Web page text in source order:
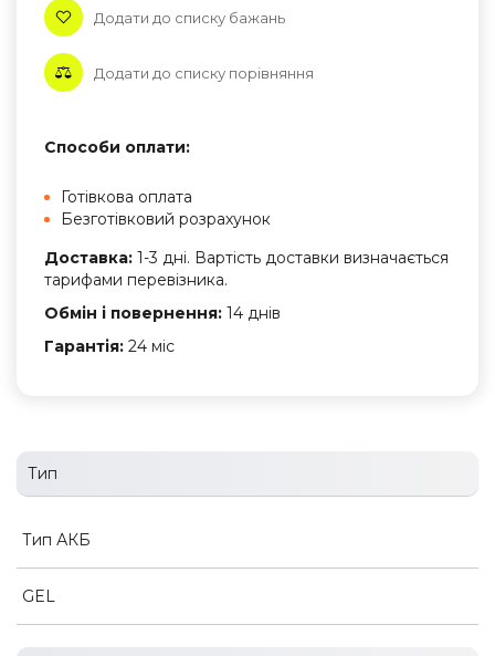
Додати до списку бажань
Додати до списку порівняння
Способи оплати:
Готівкова оплата
Безготівковий розрахунок
Доставка: 1-3 дні. Вартість доставки визначається
тарифами перевізника.
Обмін і повернення: 14 днів
Гарантія: 24 міс
Тип
Тип АКБ
GEL